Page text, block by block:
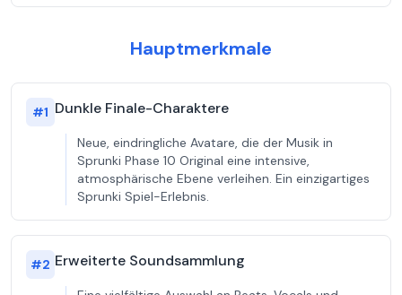
Hauptmerkmale
#1 Dunkle Finale-Charaktere
Neue, eindringliche Avatare, die der Musik in
Sprunki Phase 10 Original eine intensive,
atmosphärische Ebene verleihen. Ein einzigartiges
Sprunki Spiel-Erlebnis.
#2 Erweiterte Soundsammlung